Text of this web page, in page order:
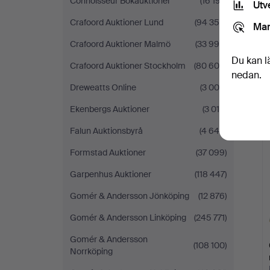
Crafoord Auktioner Lund
(94 356)
Crafoord Auktioner Malmö
(33 996)
Crafoord Auktioner Stockholm
(80 604)
Dreweatts Online
(3 000)
Ekenbergs Auktioner
(3 014)
Falun Auktionsbyrå
(4 649)
Formstad Auktioner
(37 099)
Garpenhus Auktioner
(118 447)
Gomér & Andersson Jönköping
(12 876)
Gomér & Andersson Linköping
(245 771)
Gomér & Andersson
Norrköping
(108 100)
Du kan
nedan.